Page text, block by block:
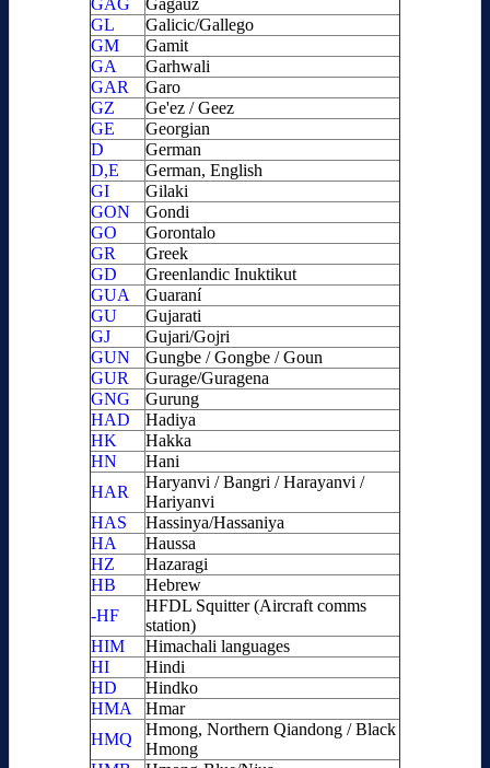
GAG
Gagauz
GL
Galicic/Gallego
GM
Gamit
GA
Garhwali
GAR
Garo
GZ
Ge'ez / Geez
GE
Georgian
D
German
D,E
German, English
GI
Gilaki
GON
Gondi
GO
Gorontalo
GR
Greek
GD
Greenlandic Inuktikut
GUA
Guaraní
GU
Gujarati
GJ
Gujari/Gojri
GUN
Gungbe / Gongbe / Goun
GUR
Gurage/Guragena
GNG
Gurung
HAD
Hadiya
HK
Hakka
HN
Hani
HAR
Haryanvi / Bangri / Harayanvi /
Hariyanvi
HAS
Hassinya/Hassaniya
HA
Haussa
HZ
Hazaragi
HB
Hebrew
-HF
HFDL Squitter (Aircraft comms
station)
HIM
Himachali languages
HI
Hindi
HD
Hindko
HMA
Hmar
HMQ
Hmong, Northern Qiandong / Black
Hmong